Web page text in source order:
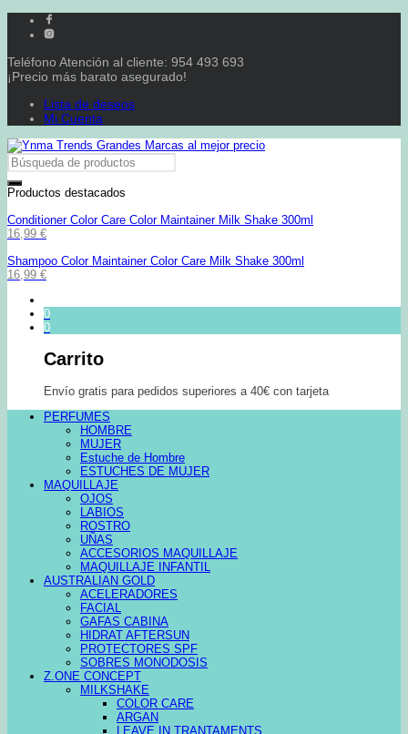
Teléfono Atención al cliente: 954 493 693
¡Precio más barato asegurado!
Lista de deseos
Mi Cuenta
Productos destacados
Conditioner Color Care Color Maintainer Milk Shake 300ml
16,99 €
Shampoo Color Maintainer Color Care Milk Shake 300ml
16,99 €
0
0
Carrito
Envío gratis para pedidos superiores a 40€ con tarjeta
PERFUMES
HOMBRE
MUJER
Estuche de Hombre
ESTUCHES DE MUJER
MAQUILLAJE
OJOS
LABIOS
ROSTRO
UÑAS
ACCESORIOS MAQUILLAJE
MAQUILLAJE INFANTIL
AUSTRALIAN GOLD
ACELERADORES
FACIAL
GAFAS CABINA
HIDRAT AFTERSUN
PROTECTORES SPF
SOBRES MONODOSIS
Z.ONE CONCEPT
MILKSHAKE
COLOR CARE
ARGAN
LEAVE IN TRANTAMENTS